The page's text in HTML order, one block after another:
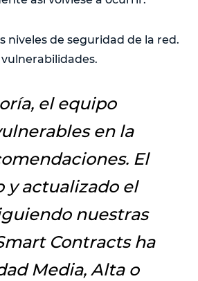
niveles de seguridad de la red.
el equipo
en la
El
y actualizado el
nuestras
Contracts ha
Media, Alta o